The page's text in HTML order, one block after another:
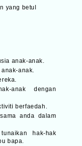
yang betul
anak-anak.
anak.
anak dengan
berfaedah.
anda dalam
hak-hak
bapa.